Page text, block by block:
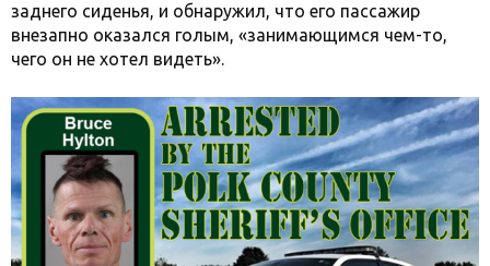
заднего сиденья, и обнаружил, что его пассажир
внезапно оказался голым, «занимающимся чем-то,
чего он не хотел видеть».